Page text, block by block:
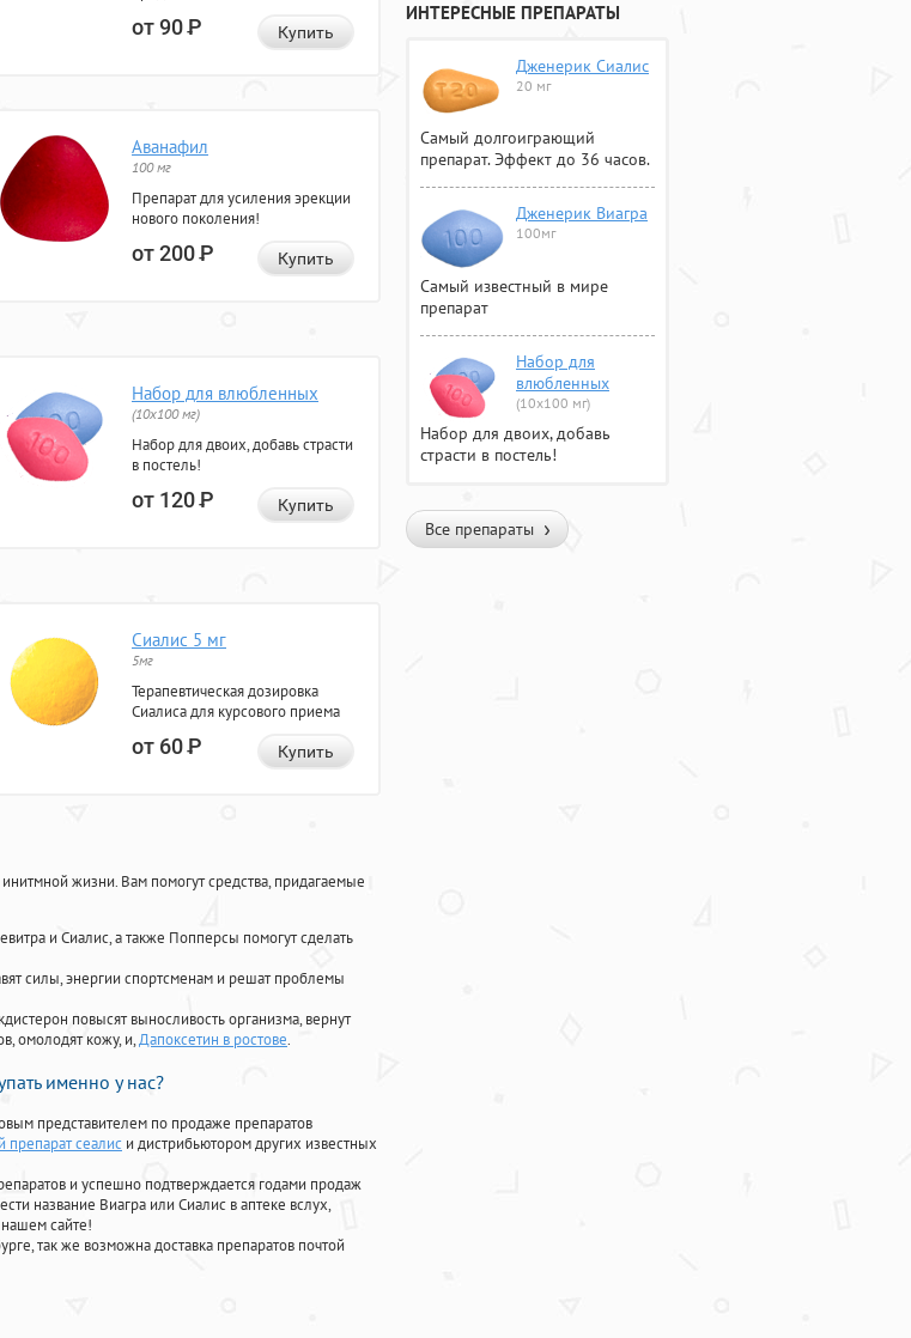
от 90Р Купить
Аванафил
100 мг
Препарат для усиления эрекции
нового поколения!
от 200Р Купить
Набор для влюбленных
(10х100 мг)
Набор для двоих, добавь страсти
в постель!
от 120Р Купить
Сиалис 5 мг
5мг
Терапевтическая дозировка
Сиалиса для курсового приема
от 60Р Купить
жизни. Вам помогут средства, придагаемые
и Сиалис, а также Попперсы помогут сделать
силы, энергии спортсменам и решат проблемы
повысят выносливость организма, вернут
омолодят кожу, и,Дапоксетин в ростове.
именно у нас?
представителем по продаже препаратов
препарат сеалис и дистрибьютором других известных
и успешно подтверждается годами продаж
название Виагра или Сиалис в аптеке вслух,
сайте!
так же возможна доставка препаратов почтой
ИНТЕРЕСНЫЕ ПРЕПАРАТЫ
Дженерик Сиалис
20 мг
Самый долгоиграющий
препарат. Эффект до 36 часов.
Дженерик Виагра
100мг
Самый известный в мире
препарат
Набор для
влюбленных
(10х100 мг)
Набор для двоих, добавь
страсти в постель!
Все препараты